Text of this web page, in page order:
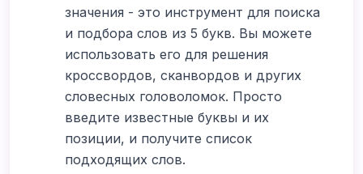
значения - это инструмент для поиска
и подбора слов из 5 букв. Вы можете
использовать его для решения
кроссвордов, сканвордов и других
словесных головоломок. Просто
введите известные буквы и их
позиции, и получите список
подходящих слов.